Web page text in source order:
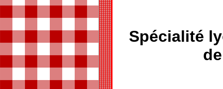
Spécialité